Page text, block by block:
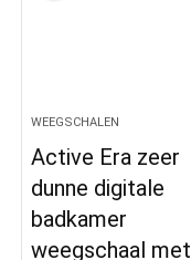
WEEGSCHALEN
Active Era zeer
dunne digitale
badkamer
weegschaal met